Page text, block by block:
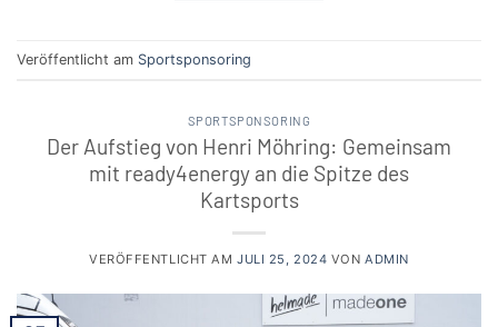
Veröffentlicht am Sportsponsoring
SPORTSPONSORING
Der Aufstieg von Henri Möhring: Gemeinsam
mit ready4energy an die Spitze des
Kartsports
VERÖFFENTLICHT AMJULI 25, 2024 VONADMIN